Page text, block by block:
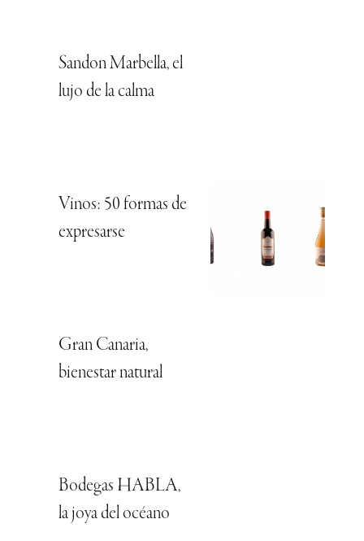
Sandon Marbella, el
lujo de la calma
Vinos: 50 formas de
expresarse
Gran Canaria,
bienestar natural
Bodegas HABLA,
la joya del océano